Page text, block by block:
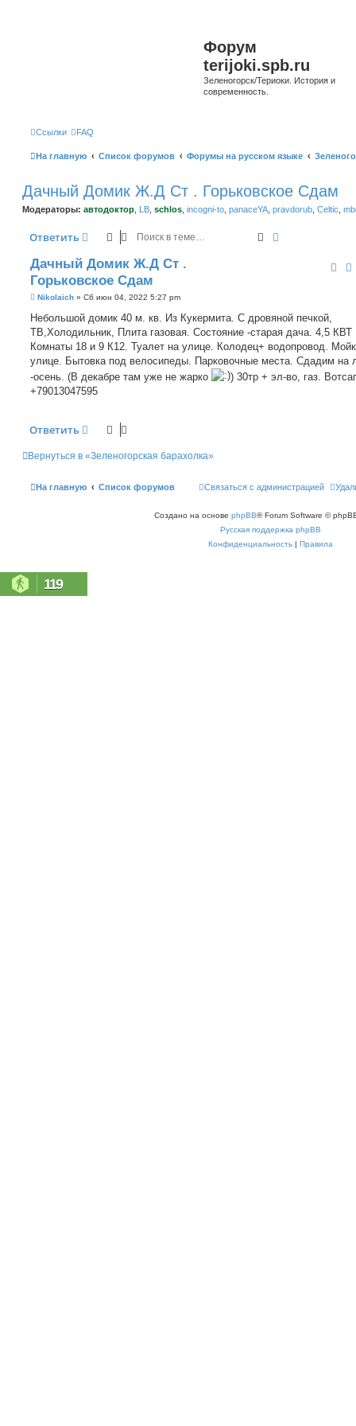
Форум
terijoki.spb.ru
Зеленогорск/Териоки. История и
современность.
Ссылки FAQ
На главную Список форумов Форумы на русском языке
Дачный Домик Ж.Д Ст . Горьковское Сдам
Модераторы: автодоктор LB schlos incogni-to panaceYA pravdorub Celtic
Ответить Поиск
Дачный Домик Ж.Д Ст .
Горьковское Сдам
С
о
щ
е
и
Nikolaich » Сб июн 04, 2022 5:27 pm
Небольшой домик 40 м. кв. Из Кукермита. С дровяной печкой,
ТВ,Холодильник, Плита газовая. Состояние -старая дача. 4,5 КВТ
Комнаты 18 и 9 К12. Туалет на улице. Колодец+ водопровод.
улице. Бытовка под велосипеды. Парковочные места. Сдадим на
-осень. (В декабре там уже не жарко
) 30тр + эл-во, газ.
+79013047595
Ответить
Вернуться в «Зеленогорская барахолка»
На главную Список форумов Связаться с администрацией
Создано на основе phpBB® Forum Software ©
Русская поддержка phpBB
Конфиденциальность | Правила
119